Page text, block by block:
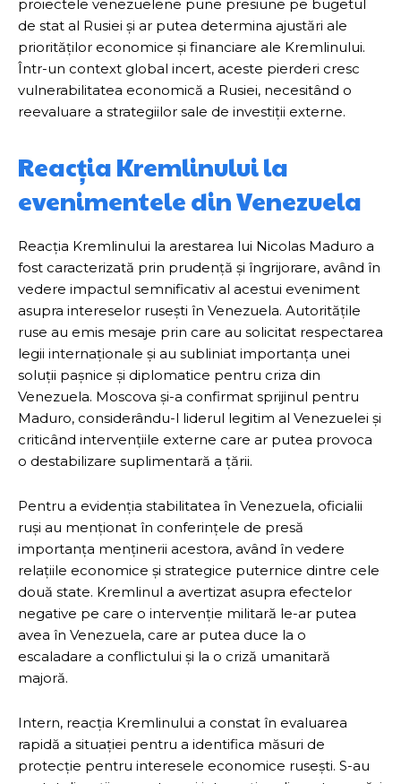
proiectele venezuelene pune presiune pe bugetul
de stat al Rusiei și ar putea determina ajustări ale
priorităților economice și financiare ale Kremlinului.
Într-un context global incert, aceste pierderi cresc
vulnerabilitatea economică a Rusiei, necesitând o
reevaluare a strategiilor sale de investiții externe.
Reacția Kremlinului la
evenimentele din Venezuela
Reacția Kremlinului la arestarea lui Nicolas Maduro a
fost caracterizată prin prudență și îngrijorare, având în
vedere impactul semnificativ al acestui eveniment
asupra intereselor rusești în Venezuela. Autoritățile
ruse au emis mesaje prin care au solicitat respectarea
legii internaționale și au subliniat importanța unei
soluții pașnice și diplomatice pentru criza din
Venezuela. Moscova și-a confirmat sprijinul pentru
Maduro, considerându-l liderul legitim al Venezuelei și
criticând intervențiile externe care ar putea provoca
o destabilizare suplimentară a țării.
Pentru a evidenția stabilitatea în Venezuela, oficialii
ruși au menționat în conferințele de presă
importanța menținerii acestora, având în vedere
relațiile economice și strategice puternice dintre cele
două state. Kremlinul a avertizat asupra efectelor
negative pe care o intervenție militară le-ar putea
avea în Venezuela, care ar putea duce la o
escaladare a conflictului și la o criză umanitară
majoră.
Intern, reacția Kremlinului a constat în evaluarea
rapidă a situației pentru a identifica măsuri de
protecție pentru interesele economice rusești. S-au